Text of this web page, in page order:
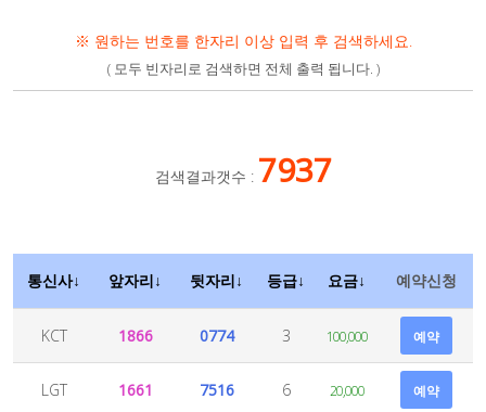
※ 원하는 번호를 한자리 이상 입력 후 검색하세요.
( 모두 빈자리로 검색하면 전체 출력 됩니다. )
검색결과갯수 : 7937
통신사↓ 앞자리↓ 뒷자리↓ 등급↓ 요금↓ 예약신청
KCT 1866 0774 3 100,000 예약
LGT 1661 7516 6 20,000 예약